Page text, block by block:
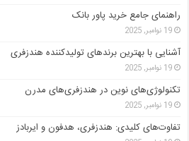
راهنمای جامع خرید پاور بانک
19 نوامبر, 2025
آشنایی با بهترین برندهای تولیدکننده هندزفری
19 نوامبر, 2025
تکنولوژی‌های نوین در هندزفری‌های مدرن
19 نوامبر, 2025
تفاوت‌های کلیدی: هندزفری، هدفون و ایربادز